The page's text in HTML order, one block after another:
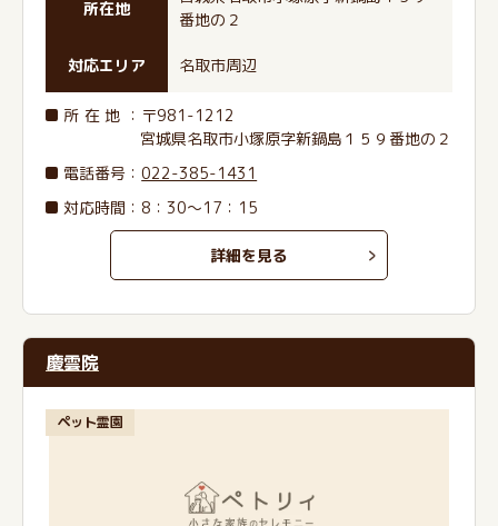
所在地
番地の２
対応エリア 名取市周辺
所在地 ：〒981-1212
宮城県名取市小塚原字新鍋島１５９番地の２
電話番号 ：022-385-1431
対応時間：8：30～17：15
詳細を見る
慶雲院
ペット霊園